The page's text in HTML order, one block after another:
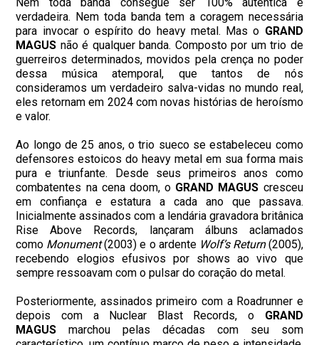
verdadeira. Nem toda banda tem a coragem necessária
para invocar o espírito do heavy metal. Mas o GRAND
MAGUS não é qualquer banda. Composto por um trio de
guerreiros determinados, movidos pela crença no poder
dessa música atemporal, que tantos de nós
consideramos um verdadeiro salva-vidas no mundo real,
eles retornam em 2024 com novas histórias de heroísmo
e valor.
Ao longo de 25 anos, o trio sueco se estabeleceu como
defensores estoicos do heavy metal em sua forma mais
pura e triunfante. Desde seus primeiros anos como
combatentes na cena doom, o GRAND MAGUS cresceu
em confiança e estatura a cada ano que passava.
Inicialmente assinados com a lendária gravadora britânica
Rise Above Records, lançaram álbuns aclamados
como Monument(2003) e o ardente Wolf’s Return(2005),
recebendo elogios efusivos por shows ao vivo que
sempre ressoavam com o pulsar do coração do metal.
Posteriormente, assinados primeiro com a Roadrunner e
depois com a Nuclear Blast Records, o GRAND
MAGUS marchou pelas décadas com seu som